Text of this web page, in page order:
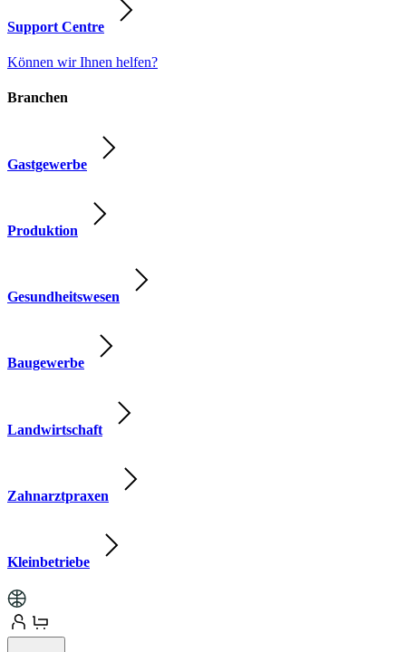
Support Centre
Können wir Ihnen helfen?
Branchen
Gastgewerbe
Produktion
Gesundheitswesen
Baugewerbe
Landwirtschaft
Zahnarztpraxen
Kleinbetriebe